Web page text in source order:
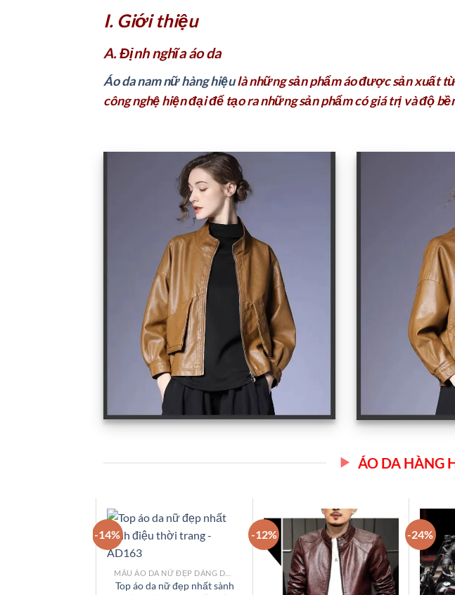
I. Giới thiệu
A. Định nghĩa áo da
Áo da nam nữ hàng hiệulà những sản phẩm áo được sản xuất
công nghệ hiện đại để tạo ra những sản phẩm có giá trị và độ
ÁO DA HÀNG
-14%
Add to
Top áo da nữ đẹp nhất sành
-12%
Add to
-24%